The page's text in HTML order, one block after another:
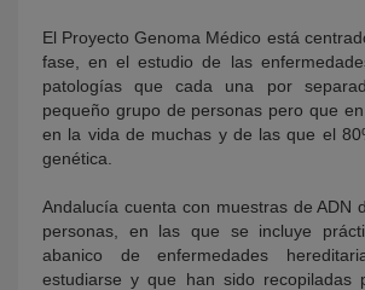
El Proyecto Genoma Médico está
fase, en el estudio de las
patologías que cada una por
pequeño grupo de personas pero que
en la vida de muchas y de las que el
genética.
Andalucía cuenta con muestras de ADN
personas, en las que se incluye
abanico de enfermedades
estudiarse y que han sido recopiladas